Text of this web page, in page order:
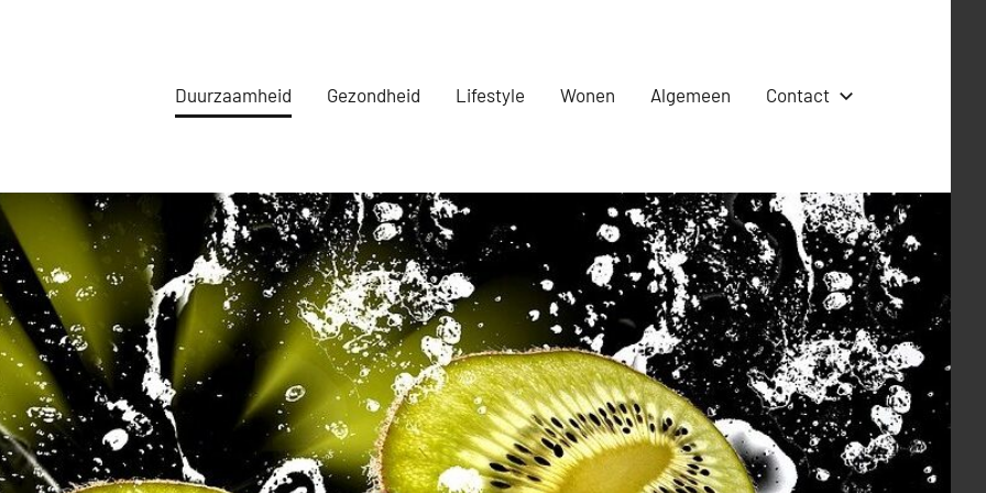
Duurzaamheid Gezondheid Lifestyle Wonen Algemeen Contact